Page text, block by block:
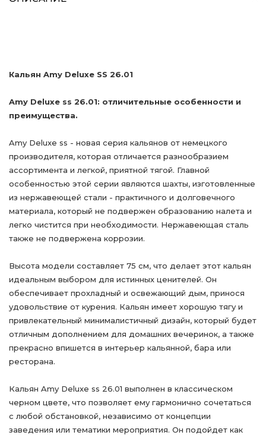
Кальян Amy Deluxe SS 26.01
Amy Deluxe ss 26.01: отличительные особенности и
преимущества.
Amy Deluxe ss - новая серия кальянов от немецкого
производителя, которая отличается разнообразием
ассортимента и легкой, приятной тягой. Главной
особенностью этой серии являются шахты, изготовленные
из нержавеющей стали - практичного и долговечного
материала, который не подвержен образованию налета и
легко чистится при необходимости. Нержавеющая сталь
также не подвержена коррозии.
Высота модели составляет 75 см, что делает этот кальян
идеальным выбором для истинных ценителей. Он
обеспечивает прохладный и освежающий дым, принося
удовольствие от курения. Кальян имеет хорошую тягу и
привлекательный минималистичный дизайн, который будет
отличным дополнением для домашних вечеринок, а также
прекрасно впишется в интерьер кальянной, бара или
ресторана.
Кальян Amy Deluxe ss 26.01 выполнен в классическом
черном цвете, что позволяет ему гармонично сочетаться
с любой обстановкой, независимо от концепции
заведения или тематики мероприятия. Он подойдет как